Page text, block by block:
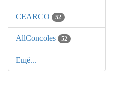
CEARCO 52
AllСoncoles 52
Ещё...